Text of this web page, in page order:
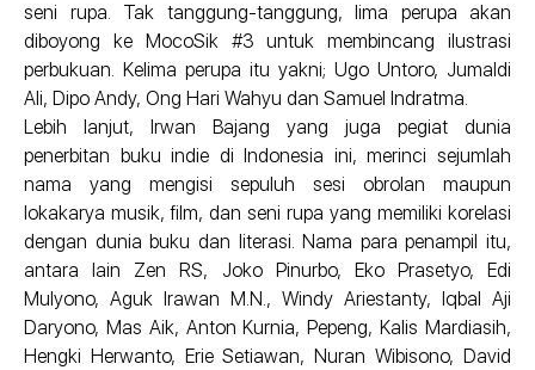
seni rupa. Tak tanggung-tanggung, lima perupa akan
diboyong ke MocoSik #3 untuk membincang ilustrasi
perbukuan. Kelima perupa itu yakni; Ugo Untoro, Jumaldi
Ali, Dipo Andy, Ong Hari Wahyu dan Samuel Indratma.
Lebih lanjut, Irwan Bajang yang juga pegiat dunia
penerbitan buku indie di Indonesia ini, merinci sejumlah
nama yang mengisi sepuluh sesi obrolan maupun
lokakarya musik, film, dan seni rupa yang memiliki korelasi
dengan dunia buku dan literasi. Nama para penampil itu,
antara lain Zen RS, Joko Pinurbo, Eko Prasetyo, Edi
Mulyono, Aguk Irawan M.N., Windy Ariestanty, Iqbal Aji
Daryono, Mas Aik, Anton Kurnia, Pepeng, Kalis Mardiasih,
Hengki Herwanto, Erie Setiawan, Nuran Wibisono, David